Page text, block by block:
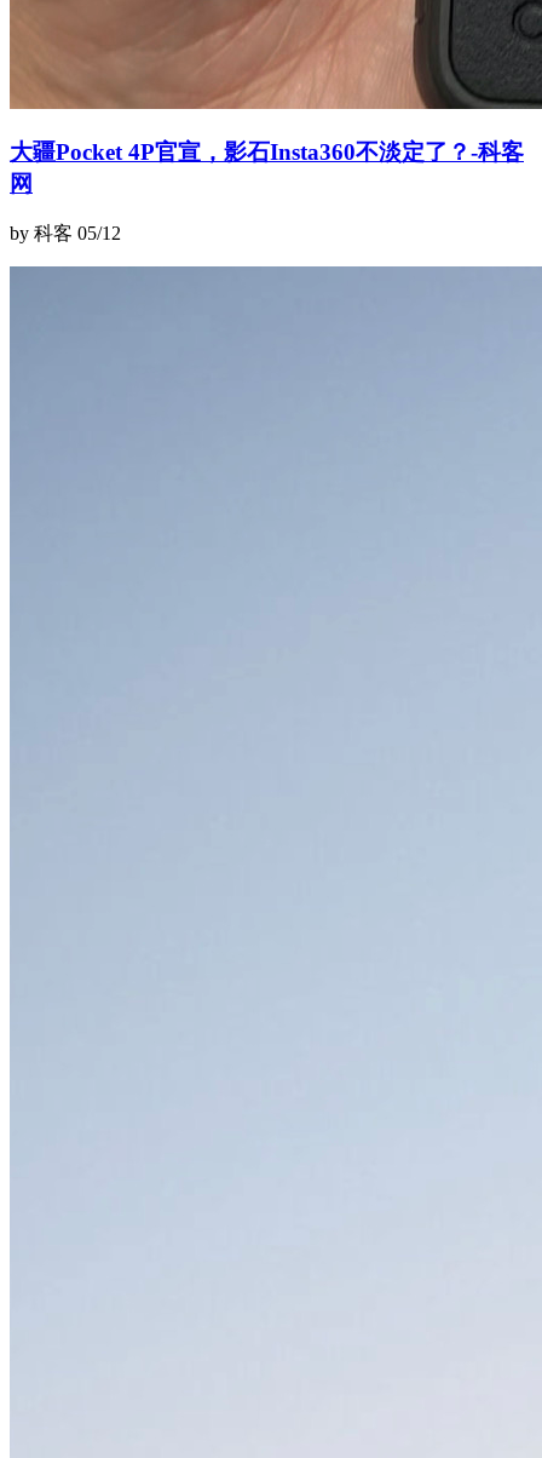
大疆Pocket 4P官宣，影石Insta360不淡定了？-科客
网
by 科客 05/12